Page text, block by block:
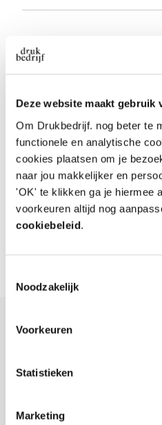
Deze website maakt gebruik
Om Drukbedrijf. nog beter te
functionele en analytische
cookies plaatsen om je
naar jou makkelijker en
'OK' te klikken ga je hiermee
voorkeuren altijd nog
cookiebeleid.
Noodzakelijk
Voorkeuren
Statistieken
Marketing
10
Super
Makkelijk te configureren
Aanbeveling
JA!
Datum
05-08-
Door
Huib
Bekijk meer reviews
Meer info over
Waarom kiezen